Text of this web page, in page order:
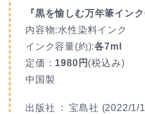
『黒を愉しむ万年筆イン
内容物:水性染料インク
インク容量(約):各7ml
定価： 1980円 (税込み)
中国製
出版社 ‏ : ‎宝島社 (2022/1/